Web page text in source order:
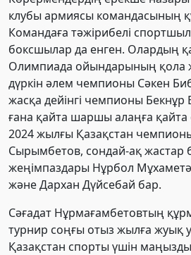
клубы армиясы командасының
Командаға тәжірибелі
боксшылар да енген. Олардың
Олимпиада ойындарының қола
дүркін әлем чемпионы Сәкен
жасқа дейінгі чемпионы
ғана қайта шаршы алаңға қайта
2024 жылғы Қазақстан
Сырымбетов, сондай-ақ жастар
жеңімпаздары Нұрбол
және Дархан Дүйсебай бар.
Сәғадат Нұрмағамбетовтың
турнир соңғы отыз жылға жуық
Қазақстан спорты үшін маңызды